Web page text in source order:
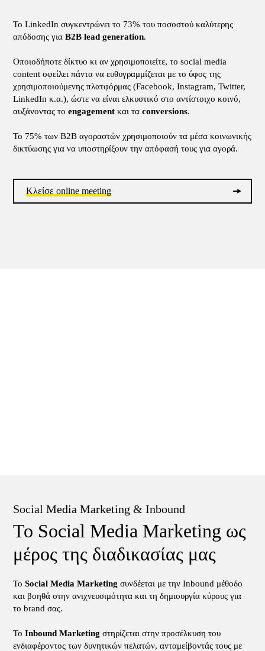
Το LinkedIn συγκεντρώνει το 73% του ποσοστού καλύτερης
απόδοσης γιαB2B lead generation.
Οποιοδήποτε δίκτυο κι αν χρησιμοποιείτε, το social media
content οφείλει πάντα να ευθυγραμμίζεται με το ύφος της
χρησιμοποιούμενης πλατφόρμας (Facebook, Instagram, Twitter,
LinkedIn κ.α.), ώστε να είναι ελκυστικό στο αντίστοιχο κοινό,
αυξάνοντας τοengagement και ταconversions.
Το 75% των B2B αγοραστών χρησιμοποιούν τα μέσα κοινωνικής
δικτύωσης για να υποστηρίξουν την απόφασή τους για αγορά.
Κλείσε online meeting
Social Media Marketing & Inbound
Το Social Media Marketing ως
μέρος της διαδικασίας μας
ΤοSocial Media Marketing συνδέεται με την Inbound μέθοδο
και βοηθά στην ανιχνευσιμότητα και τη δημιουργία κύρους για
το brand σας.
ΤοInbound Marketing στηρίζεται στην προσέλκυση του
ενδιαφέροντος των δυνητικών πελατών, ανταμείβοντάς τους με